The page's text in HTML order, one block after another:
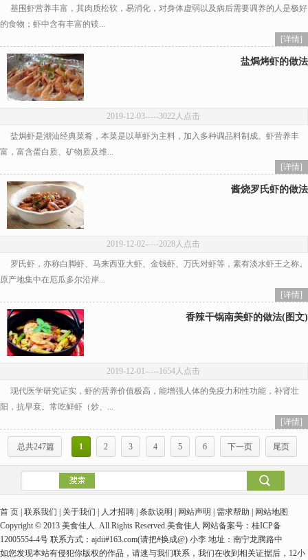
基围虾营养丰富，其肉质松软，易消化，对身体虚弱以及病后需要调养的人是极好
的食物；虾中含有丰富的镁...
[详情]
盐焗烤虾的做法
2019-12-03-----3022人点击
盐焗虾是潮汕经典菜肴，本菜是以草虾为主料，加入多种调品料制成。虾营养丰
富，富含蛋白质、矿物质及维...
[详情]
酱烧罗氏虾的做法
2019-12-02-----2028人点击
罗氏虾，亦称白脚虾、马来西亚大虾、金钱虾、万氏对虾等，素有淡水虾王之称。
原产地集中在厄瓜多尔沿岸...
[详情]
香辣干锅南美虾的做法(图文)
2019-12-01-----1654人点击
现代医学研究证实，虾的营养价值极高，能增强人体的免疫力和性功能，补肾壮
阳，抗早衰。常吃鲜虾（炒、...
[详情]
总共247篇 1 2 3 4 5 6 下一页 尾页
首 页 | 联系我们 | 关于我们 | 人才招聘 | 条款说明 | 网站声明 | 需求帮助 | 网站地图
Copyright © 2013 美食佳人. All Rights Reserved.美食佳人 网站备案号：桂ICP备
12005554-4号 联系方式：ajdii#163.com(请把#换成@) 小李 地址：南宁龙腾路中
如您发现本站有侵犯你版权的作品，请速与我们联系，我们在收到相关证据后，12小